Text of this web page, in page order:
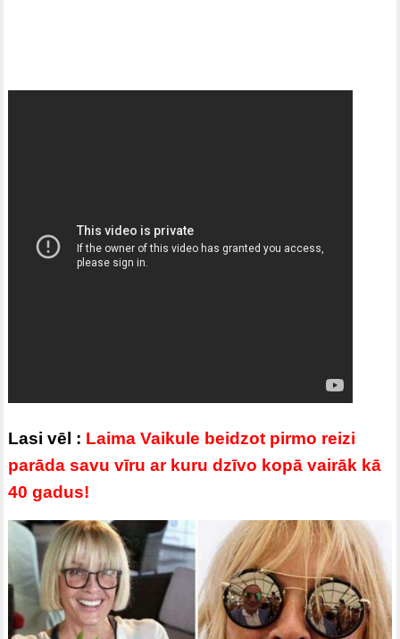
Lasi vēl : Laima Vaikule beidzot pirmo reizi
parāda savu vīru ar kuru dzīvo kopā vairāk kā
40 gadus!